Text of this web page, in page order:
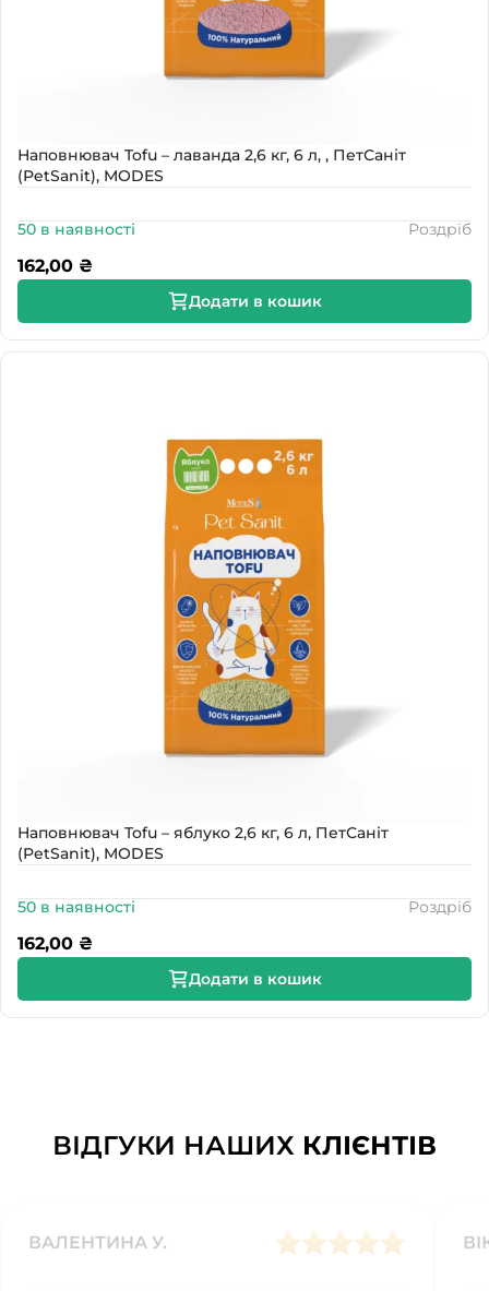
Наповнювач Tofu – лаванда 2,6 кг, 6 л, , ПетСаніт
(PetSanit), MODES
50 в наявності Роздріб
162,00 ₴
Додати в кошик
Наповнювач Tofu – яблуко 2,6 кг, 6 л, ПетСаніт
(PetSanit), MODES
50 в наявності Роздріб
162,00 ₴
Додати в кошик
ВІДГУКИ НАШИХ КЛІЄНТІВ
ВАЛЕНТИНА У.